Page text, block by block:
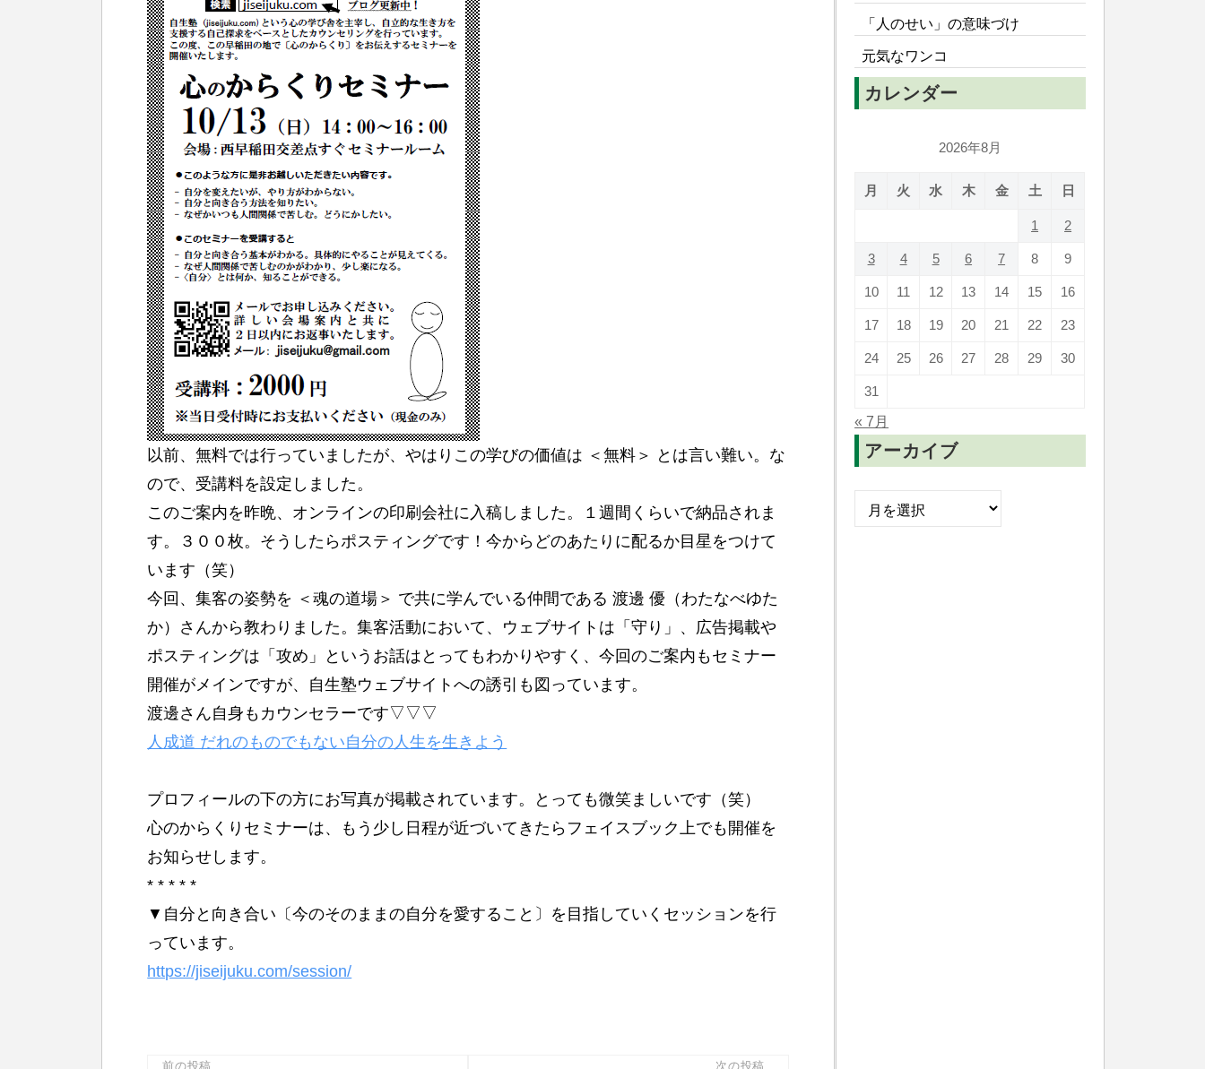
以前、無料では行っていましたが、やはりこの学びの価値は ＜無料＞ とは言い難い。な
ので、受講料を設定しました。
このご案内を昨晩、オンラインの印刷会社に入稿しました。１週間くらいで納品されま
す。３００枚。そうしたらポスティングです！今からどのあたりに配るか目星をつけて
います（笑）
今回、集客の姿勢を ＜魂の道場＞ で共に学んでいる仲間である 渡邊 優（わたなべゆた
か）さんから教わりました。集客活動において、ウェブサイトは「守り」、広告掲載や
ポスティングは「攻め」というお話はとってもわかりやすく、今回のご案内もセミナー
開催がメインですが、自生塾ウェブサイトへの誘引も図っています。
渡邊さん自身もカウンセラーです▽▽▽
人成道 だれのものでもない自分の人生を生きよう
プロフィールの下の方にお写真が掲載されています。とっても微笑ましいです（笑）
心のからくりセミナーは、もう少し日程が近づいてきたらフェイスブック上でも開催を
お知らせします。
* * * * *
▼自分と向き合い〔今のそのままの自分を愛すること〕を目指していくセッションを行
っています。
https://jiseijuku.com/session/
前の投稿 次の投稿
「人のせい」の意味づけ
元気なワンコ
カレンダー
2026年8月
月 火 水 木 金 土 日
1 2
3 4 5 6 7 8 9
10 11 12 13 14 15 16
17 18 19 20 21 22 23
24 25 26 27 28 29 30
31
« 7月
アーカイブ
ー